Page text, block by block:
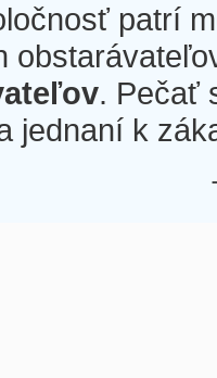
patrí
. Pečať
jednaní k